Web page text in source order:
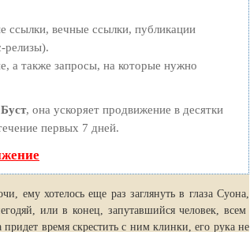
вечные ссылки, публикации
релизы).
а также запросы, на которые нужно
Буст, она ускоряет продвижение в десятки
первых 7 дней.
ему хотелось еще раз заглянуть в глаза Суона,
или в конец, запутавшийся человек, всем
время скрестить с ним клинки, его рука не